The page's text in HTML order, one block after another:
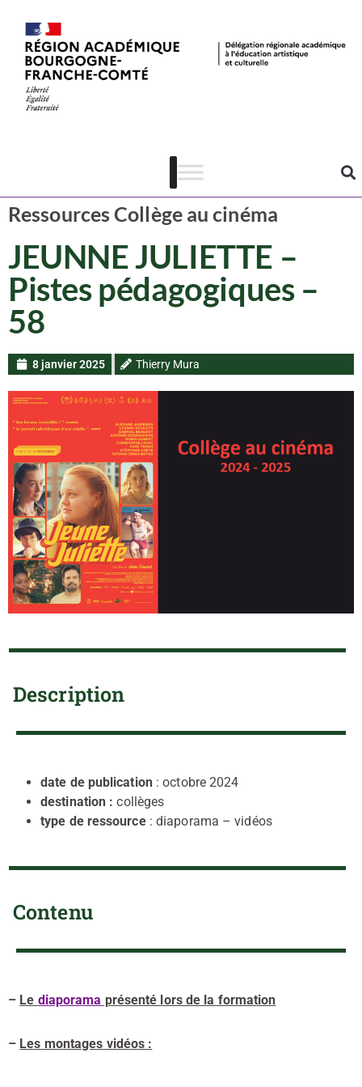
Ressources Collège au cinéma
JEUNNE JULIETTE –
Pistes pédagogiques –
58
8 janvier 2025 Thierry Mura
Description
date de publication: octobre 2024
destination :collèges
type de ressource: diaporama – vidéos
Contenu
– Le diaporama présenté lors de la formation
– Les montages vidéos :